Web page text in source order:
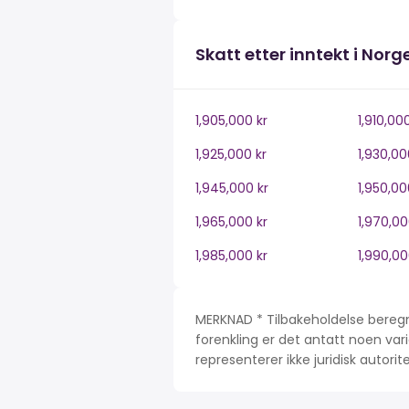
Skatt etter inntekt i
1,905,000 kr
1,925,000 kr
1,945,000 kr
1,965,000 kr
1,985,000 kr
MERKNAD * Tilbakeholdelse
forenkling er det antatt noen
representerer ikke juridisk